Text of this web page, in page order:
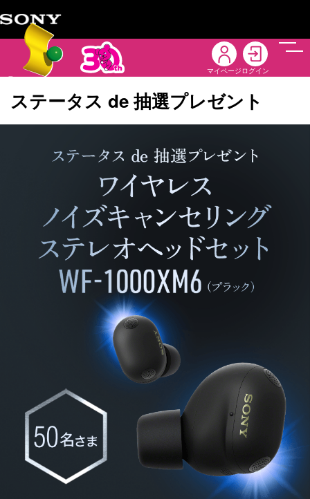
マイページ ログイン
メニ
ステータス de 抽選プレゼント